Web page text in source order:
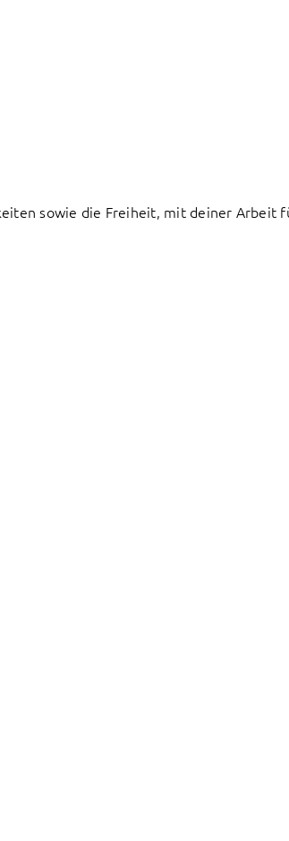
sowie die Freiheit, mit deiner Arbeit